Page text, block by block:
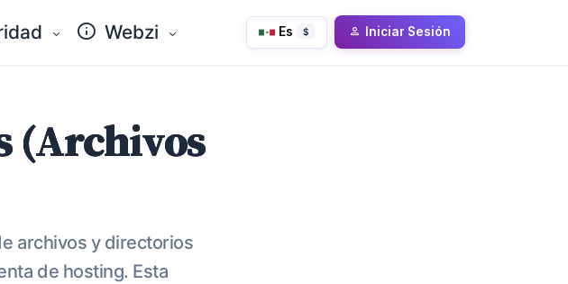
Webzi Es $ Iniciar Sesión
(Archivos
archivos y directorios
de hosting. Esta